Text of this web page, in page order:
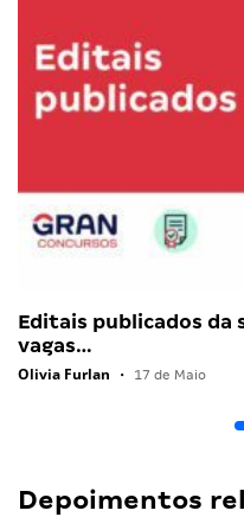
Editais publicados da
vagas…
Olivia Furlan • 17 de Maio
Depoimentos